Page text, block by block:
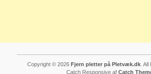
Copyright © 2026 Fjern pletter på Pletvæk.dk. All
Catch Responsive af Catch